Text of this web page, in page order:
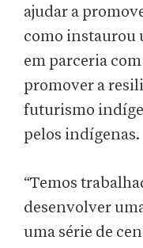
ajudar a
como instaurou
em parceria
promover a
futurismo
pelos indígenas.
“Temos
desenvolver
uma série de